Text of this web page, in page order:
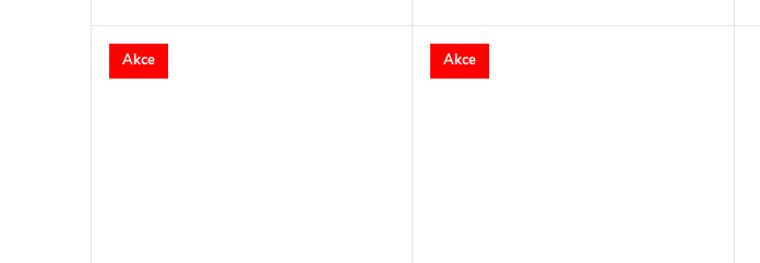
t
d
u
Akce Akce